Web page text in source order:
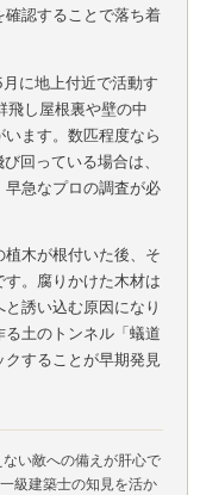
認することで落ち着
に地上付近で活動す
飛し屋根裏や壁の中
ます。数匹程度なら
回っている場合は、
急なプロの調査が必
植木が根付いた後、そ
。腐りかけた木材は
誘い込む原因になり
土のトンネル「蟻道
クすることが早期発見
ない敵への備えが肝心で
級建築士の知見を活か